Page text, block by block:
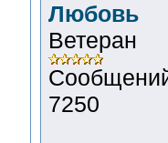
Любовь
Ветеран
7250